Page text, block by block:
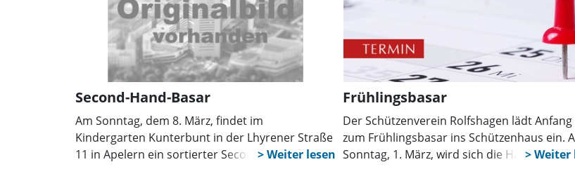
Second-Hand-Basar
Am Sonntag, dem 8. März, findet im
Kindergarten Kunterbunt in der Lhyrener Straße
11 in Apelern ein sortierter Second-Hand-Basar
Frühlingsbasar
Der Schützenverein Rolfshagen lädt Anfang
zum Frühlingsbasar ins Schützenhaus ein.
Sonntag, 1. März, wird sich die Halle an der